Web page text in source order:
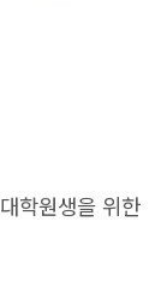
학원생을 위한